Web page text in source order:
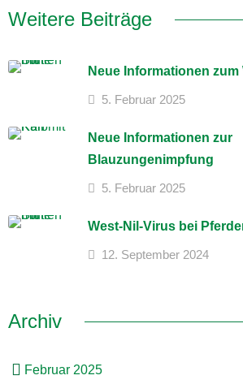
Weitere Beiträge
Neue Informationen
5. Februar 2025
Neue Informationen zur
Blauzungenimpfung
5. Februar 2025
West-Nil-Virus bei
12. September 2024
Archiv
Februar 2025